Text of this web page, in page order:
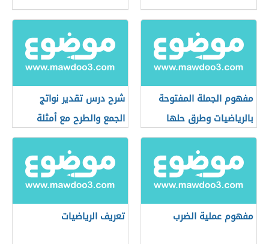
مفهوم الجملة المفتوحة
بالرياضيات وطرق حلها
شرح درس تقدير نواتج
الجمع والطرح مع أمثلة
مفهوم عملية الضرب تعريف الرياضيات